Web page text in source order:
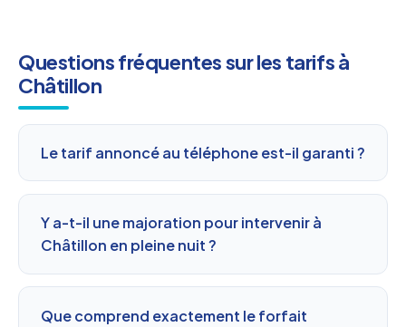
Questions fréquentes sur les tarifs à
Châtillon
Le tarif annoncé au téléphone est-il garanti ?
Y a-t-il une majoration pour intervenir à
Châtillon en pleine nuit ?
Que comprend exactement le forfait